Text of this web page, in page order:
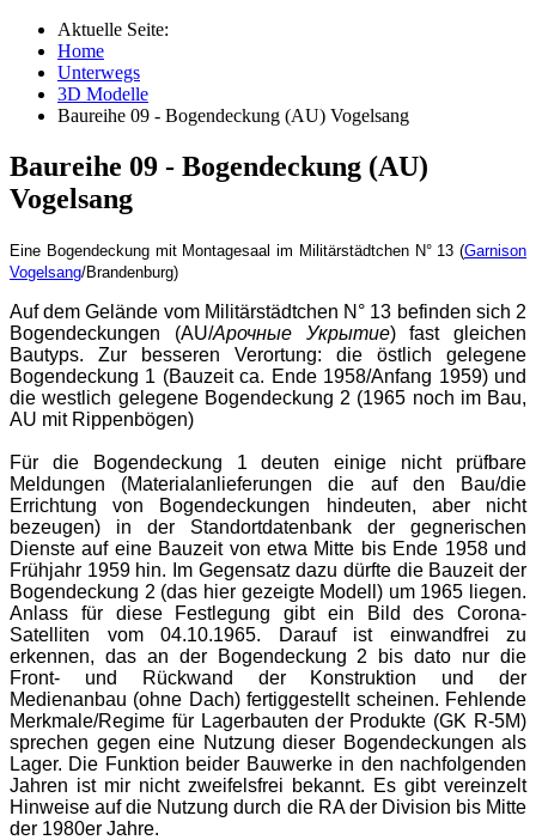
Aktuelle Seite:
Home
Unterwegs
3D Modelle
Baureihe 09 - Bogendeckung (AU) Vogelsang
Baureihe 09 - Bogendeckung (AU)
Vogelsang
Eine Bogendeckung mit Montagesaal im Militärstädtchen N° 13 (Garnison
Vogelsang/Brandenburg)
Auf dem Gelände vom Militärstädtchen N° 13 befinden sich 2
Bogendeckungen (AU/Арочные Укрытие) fast gleichen
Bautyps. Zur besseren Verortung: die östlich gelegene
Bogendeckung 1 (Bauzeit ca. Ende 1958/Anfang 1959) und
die westlich gelegene Bogendeckung 2 (1965 noch im Bau,
AU mit Rippenbögen)
Für die Bogendeckung 1 deuten einige nicht prüfbare
Meldungen (Materialanlieferungen die auf den Bau/die
Errichtung von Bogendeckungen hindeuten, aber nicht
bezeugen) in der Standortdatenbank der gegnerischen
Dienste auf eine Bauzeit von etwa Mitte bis Ende 1958 und
Frühjahr 1959 hin. Im Gegensatz dazu dürfte die Bauzeit der
Bogendeckung 2 (das hier gezeigte Modell) um 1965 liegen.
Anlass für diese Festlegung gibt ein Bild des Corona-
Satelliten vom 04.10.1965. Darauf ist einwandfrei zu
erkennen, das an der Bogendeckung 2 bis dato nur die
Front- und Rückwand der Konstruktion und der
Medienanbau (ohne Dach) fertiggestellt scheinen. Fehlende
Merkmale/Regime für Lagerbauten der Produkte (GK R-5M)
sprechen gegen eine Nutzung dieser Bogendeckungen als
Lager. Die Funktion beider Bauwerke in den nachfolgenden
Jahren ist mir nicht zweifelsfrei bekannt. Es gibt vereinzelt
Hinweise auf die Nutzung durch die RA der Division bis Mitte
der 1980er Jahre.